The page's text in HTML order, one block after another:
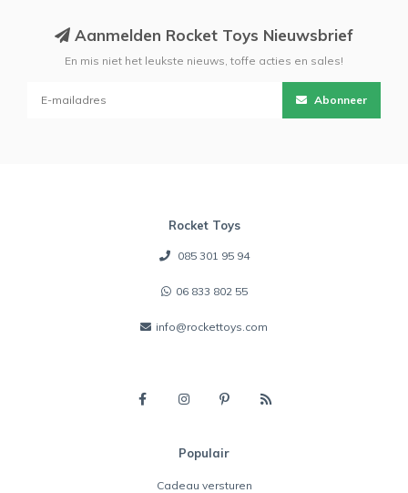
Aanmelden Rocket Toys Nieuwsbrief
En mis niet het leukste nieuws, toffe acties en sales!
Abonneer
Rocket Toys
085 301 95 94
06 833 802 55
info@rockettoys.com
Populair
Cadeau versturen